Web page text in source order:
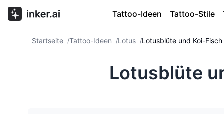
Tattoo-Ideen Tattoo-Stile
Startseite /Tattoo-Ideen /Lotus /Lotusblüte und Koi-
Lotusblüte